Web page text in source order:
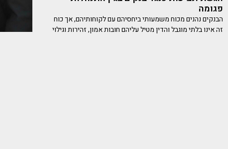
פגומה
הבנקים נהנים מכוח משמעותי ביחסיהם עם לקוחותיהם, אך כוח
זה אינו בלתי מוגבל והדין מטיל עליהם חובות אמון, זהירות וגילוי